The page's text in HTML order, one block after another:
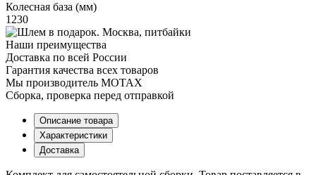
Колесная база (мм)
1230
Наши преимущества
Доставка по всей России
Гарантия качества всех товаров
Мы производитель MOTAX
Сборка, проверка перед отправкой
Описание товара
Характеристики
Доставка